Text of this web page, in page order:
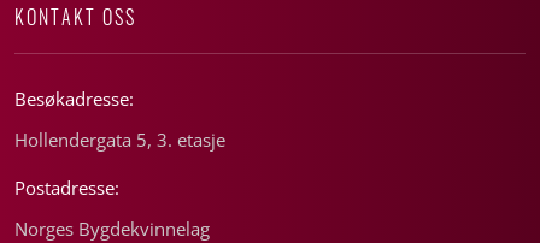
KONTAKT OSS
Besøkadresse:
Hollendergata 5, 3. etasje
Postadresse:
Norges Bygdekvinnelag